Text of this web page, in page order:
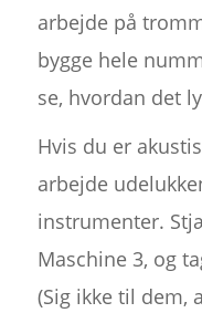
arbejde på
bygge hele
se, hvordan det
Hvis du er
arbejde
instrumenter.
Maschine 3, og
(Sig ikke til dem,